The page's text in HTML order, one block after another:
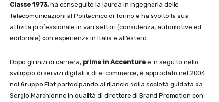
Classe 1973,ha conseguito la laurea in Ingegneria delle
Telecomunicazioni al Politecnico di Torino e ha svolto la sua
attività professionale in vari settori (consulenza, automotive ed
editoriale) con esperienze in Italia e all’estero.
Dopo gli inizi di carriera, prima in Accenture e in seguito nello
sviluppo di servizi digitali e di e-commerce, è approdato nel 2004
nel Gruppo Fiat partecipando al rilancio della società guidata da
Sergio Marchionne in qualità di direttore di Brand Promotion con